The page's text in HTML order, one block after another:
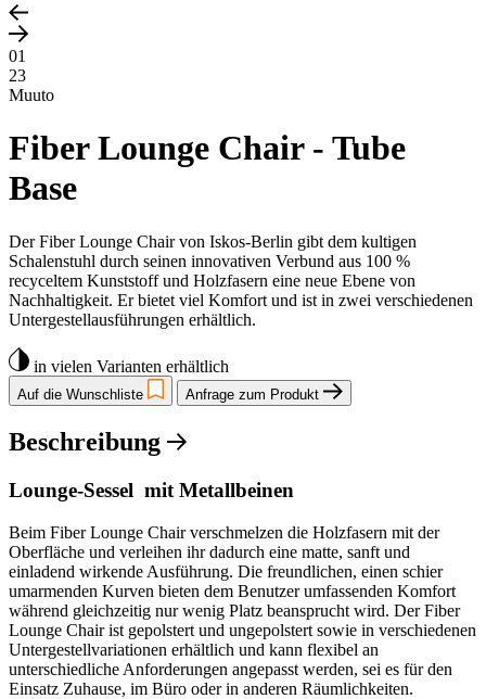
01
23
Muuto
Fiber Lounge Chair - Tube
Base
Der Fiber Lounge Chair von Iskos-Berlin gibt dem kultigen
Schalenstuhl durch seinen innovativen Verbund aus 100 %
recyceltem Kunststoff und Holzfasern eine neue Ebene von
Nachhaltigkeit. Er bietet viel Komfort und ist in zwei verschiedenen
Untergestellausführungen erhältlich.
in vielen Varianten erhältlich
Auf die Wunschliste Anfrage zum Produkt
Beschreibung
Lounge-Sessel mit Metallbeinen
Beim Fiber Lounge Chair verschmelzen die Holzfasern mit der
Oberfläche und verleihen ihr dadurch eine matte, sanft und
einladend wirkende Ausführung. Die freundlichen, einen schier
umarmenden Kurven bieten dem Benutzer umfassenden Komfort
während gleichzeitig nur wenig Platz beansprucht wird. Der Fiber
Lounge Chair ist gepolstert und ungepolstert sowie in verschiedenen
Untergestellvariationen erhältlich und kann flexibel an
unterschiedliche Anforderungen angepasst werden, sei es für den
Einsatz Zuhause, im Büro oder in anderen Räumlichkeiten.